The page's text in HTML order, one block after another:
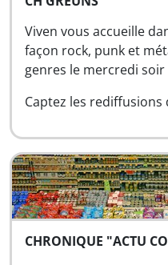
Viven vous accueille
façon rock, punk et
genres le mercredi soir
Captez les rediffusions
CHRONIQUE "ACTU